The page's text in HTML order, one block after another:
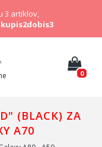
3 artiklov,
kupis2dobis3
0
(BLACK) ZA
A70